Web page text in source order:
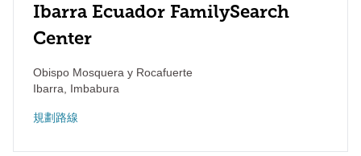
Ibarra Ecuador FamilySearch
Center
Obispo Mosquera y Rocafuerte
Ibarra
Imbabura
規劃路線